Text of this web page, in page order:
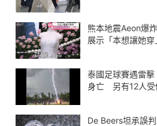
熊本地震Aeon爆
展示「本想讓她穿
泰國足球賽遇雷
身亡 另有12人受
De Beers坦承誤